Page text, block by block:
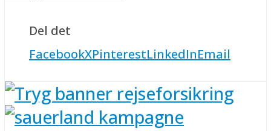
Del det
FacebookXPinterestLinkedInEmail